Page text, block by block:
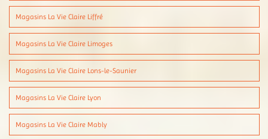
Magasins La Vie Claire Liffré
Magasins La Vie Claire Limoges
Magasins La Vie Claire Lons-le-Saunier
Magasins La Vie Claire Lyon
Magasins La Vie Claire Mably